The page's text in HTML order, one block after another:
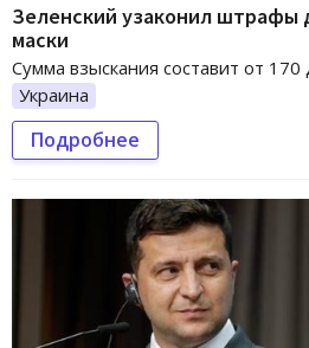
Зеленский узаконил штрафы
маски
Сумма взыскания составит от 170
Украина
Подробнее